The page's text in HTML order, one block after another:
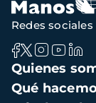
Navegación
principal
Quienes
Qué
Redes sociales